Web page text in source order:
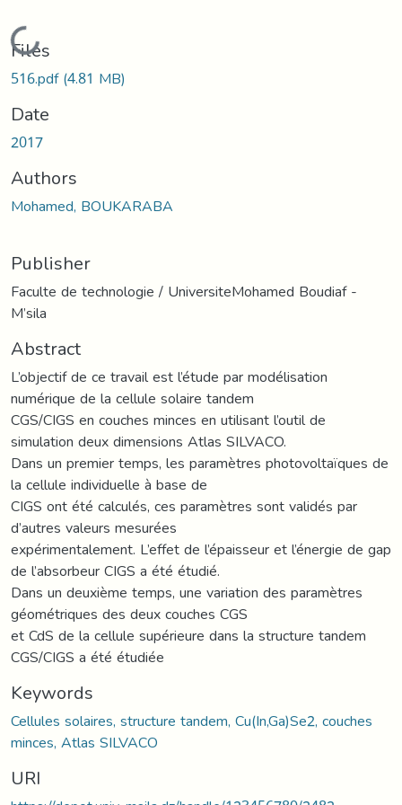
Loading...
Files
516.pdf(4.81 MB)
Date
2017
Authors
Mohamed, BOUKARABA
Publisher
Faculte de technologie / UniversiteMohamed Boudiaf -
M’sila
Abstract
L’objectif de ce travail est l’étude par modélisation
numérique de la cellule solaire tandem
CGS/CIGS en couches minces en utilisant l’outil de
simulation deux dimensions Atlas SILVACO.
Dans un premier temps, les paramètres photovoltaïques de
la cellule individuelle à base de
CIGS ont été calculés, ces paramètres sont validés par
d’autres valeurs mesurées
expérimentalement. L’effet de l’épaisseur et l’énergie de gap
de l’absorbeur CIGS a été étudié.
Dans un deuxième temps, une variation des paramètres
géométriques des deux couches CGS
et CdS de la cellule supérieure dans la structure tandem
CGS/CIGS a été étudiée
Keywords
Cellules solaires, structure tandem, Cu(In,Ga)Se2, couches
minces, Atlas SILVACO
URI